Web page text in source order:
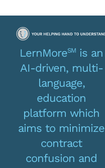
LernMoreSM is an
AI-driven, multi-
language,
education
platform which
aims to minimize
contract
confusion and